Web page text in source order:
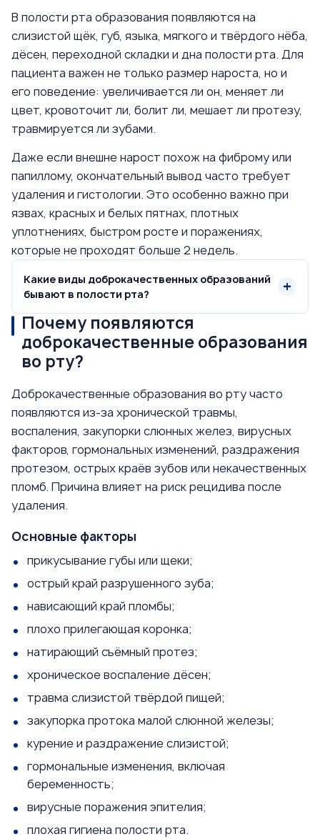
В полости рта образования появляются на
слизистой щёк, губ, языка, мягкого и твёрдого нёба,
дёсен, переходной складки и дна полости рта. Для
пациента важен не только размер нароста, но и
его поведение: увеличивается ли он, меняет ли
цвет, кровоточит ли, болит ли, мешает ли протезу,
травмируется ли зубами.
Даже если внешне нарост похож на фиброму или
папиллому, окончательный вывод часто требует
удаления и гистологии. Это особенно важно при
язвах, красных и белых пятнах, плотных
уплотнениях, быстром росте и поражениях,
которые не проходят больше 2 недель.
Какие виды доброкачественных образований
бывают в полости рта?
Почему появляются
доброкачественные образования
во рту?
Доброкачественные образования во рту часто
появляются из-за хронической травмы,
воспаления, закупорки слюнных желез, вирусных
факторов, гормональных изменений, раздражения
протезом, острых краёв зубов или некачественных
пломб. Причина влияет на риск рецидива после
удаления.
Основные факторы
прикусывание губы или щеки;
острый край разрушенного зуба;
нависающий край пломбы;
плохо прилегающая коронка;
натирающий съёмный протез;
хроническое воспаление дёсен;
травма слизистой твёрдой пищей;
закупорка протока малой слюнной железы;
курение и раздражение слизистой;
гормональные изменения, включая
беременность;
вирусные поражения эпителия;
плохая гигиена полости рта.